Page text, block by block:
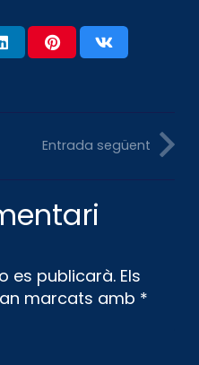
Entrada següent
es publicarà. Els
marcats amb *